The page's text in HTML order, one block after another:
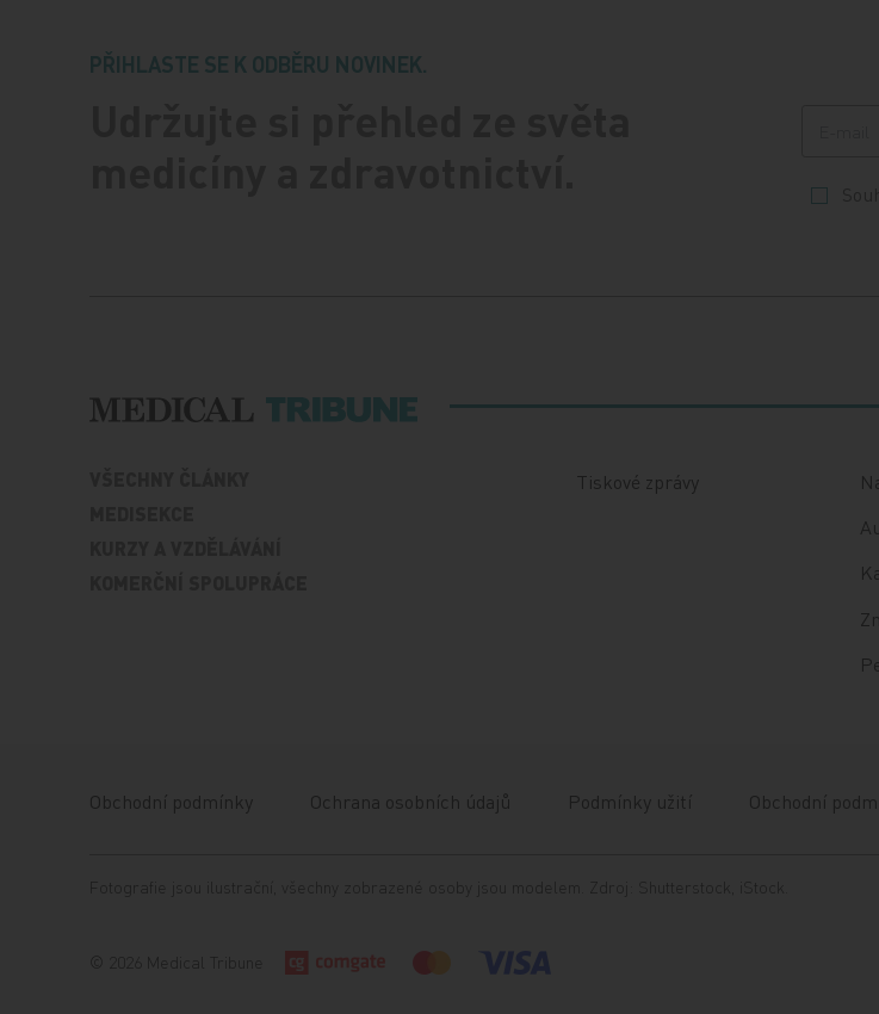
PŘIHLASTE SE K ODBĚRU NOVINEK.
Tiskové zprávy
Obchodní podmínky Ochrana osobních údajů Podmínky užití Obchodní
Fotografie jsou ilustrační, všechny zobrazené osoby jsou modelem. Zdroj: Shutterstock, iStock.
© 2026 Medical Tribune